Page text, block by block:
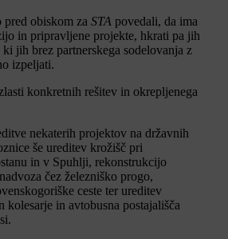
obiskom za STA povedali, da ima
in pripravljene projekte, hkrati pa jih
jih brez partnerskega sodelovanja z
izpeljati.
konkretnih rešitev in okrepljenega
nekaterih projektov na državnih
še ureditev krožišč pri
in v Spuhlji, rekonstrukcijo
čez železniško progo,
ceste ter ureditev
kolesarje in avtobusna postajališča